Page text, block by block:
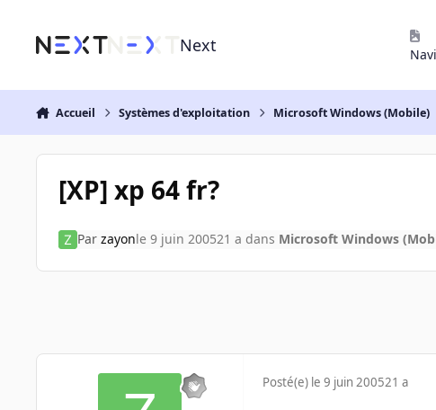
Next
Accueil Systèmes d'exploitation Microsoft Windows (Mobile)
[XP] xp 64 fr?
Par zayonle 9 juin 200521 a dans Microsoft Windows
Posté(e) le 9 juin 200521 a